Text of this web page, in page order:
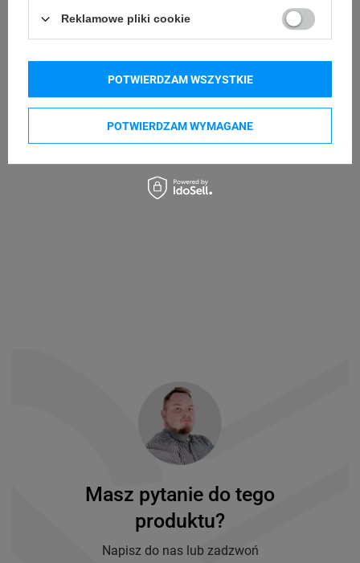
e-mail: gspr@ptmb.pl
Kupowane razem
Masz pytanie do tego
produktu?
Napisz do nas lub zadzwoń
Reklamowe pliki cookie
POTWIERDZAM WYMAGANE
POTWIERDZAM WSZYSTKIE